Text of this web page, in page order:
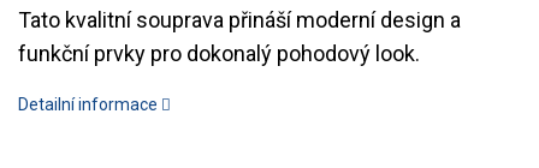
Tato kvalitní souprava přináší moderní design a
funkční prvky pro dokonalý pohodový look.
Detailní informace